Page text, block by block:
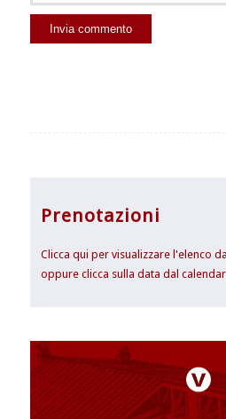
Prenotazioni
Clicca qui per visualizzare l'elenco
oppure clicca sulla data dal